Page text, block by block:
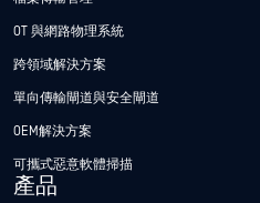
OT 與網路物理系統
跨領域解決方案
單向傳輸閘道與安全閘道
OEM解決方案
可攜式惡意軟體掃描
產品